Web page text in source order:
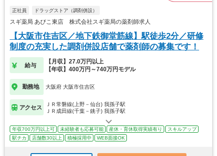
正社員 ドラッグストア（調剤併設）
スギ薬局 あびこ東店 株式会社スギ薬局の薬剤師求人
【大阪市住吉区／地下鉄御堂筋線】駅徒歩2分／研修
制度の充実した調剤併設店舗で薬剤師の募集です！
給与
【月収】27.0万円以上
【年収】400万円～740万円モデル
勤務地 大阪府 大阪市住吉区
アクセス
ＪＲ常磐線(上野－仙台) 我孫子駅
ＪＲ成田線(千葉－銚子) 我孫子駅
年収700万円以上可 未経験者も応募可能 産休・育休取得実績有り
スキルアップ
駅チカ
店舗数30以上 積極採用中 WEB面接OK